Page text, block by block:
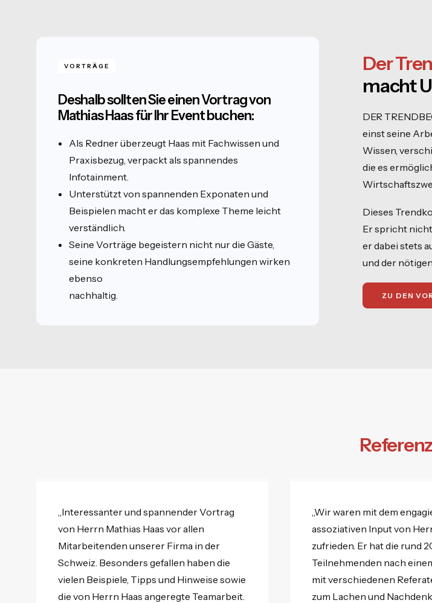
VORTRÄGE
Deshalb sollten Sie einen Vortrag von
Mathias Haas für Ihr Event buchen:
Als Redner überzeugt Haas mit Fachwissen und
Praxisbezug, verpackt als spannendes
Infotainment.
Unterstützt von spannenden Exponaten und
Beispielen macht er das komplexe Theme leicht
verständlich.
Seine Vorträge begeistern nicht nur die Gäste,
seine konkreten Handlungsempfehlungen wirken
ebenso
nachhaltig.
Der
macht
DER
einst seine
Wissen,
die es
Dieses
Er spricht
er dabei stets
und der
ZU DEN
„Interessanter und spannender Vortrag
von Herrn Mathias Haas vor allen
Mitarbeitenden unserer Firma in der
Schweiz. Besonders gefallen haben die
vielen Beispiele, Tipps und Hinweise sowie
die von Herrn Haas angeregte Teamarbeit.
„Wir waren mit dem
assoziativen Input von
zufrieden. Er hat die rund
Teilnehmenden nach
mit verschiedenen
zum Lachen und